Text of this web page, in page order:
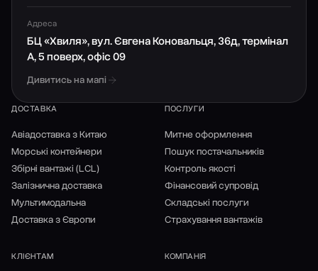
Адреса
БЦ «Хвиля», вул. Євгена Коновальця, 36д, термінал
А, 5 поверх, офіс 09
Дивитись на мапі
ДОСТАВКА
Авіадоставка з Китаю
Морські контейнери
Збірні вантажі (LCL)
Залізнична доставка
Мультимодальна
Доставка з Європи
ПОСЛУГИ
Митне оформлення
Пошук постачальників
Контроль якості
Фінансовий супровід
Складські послуги
Страхування вантажів
КЛІЄНТАМ КОМПАНІЯ